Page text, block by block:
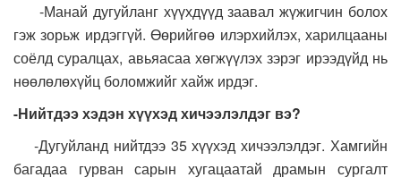
-Манай дугуйланг хүүхдүүд заавал жүжигчин болох
гэж зорьж ирдэггүй. Өөрийгөө илэрхийлэх, харилцааны
соёлд суралцах, авьяасаа хөгжүүлэх зэрэг ирээдүйд нь
нөөлөлөхүйц боломжийг хайж ирдэг.
-Нийтдээ хэдэн хүүхэд хичээлэлдэг вэ?
-Дугуйланд нийтдээ 35 хүүхэд хичээлэлдэг. Хамгийн
багадаа гурван сарын хугацаатай драмын сургалт